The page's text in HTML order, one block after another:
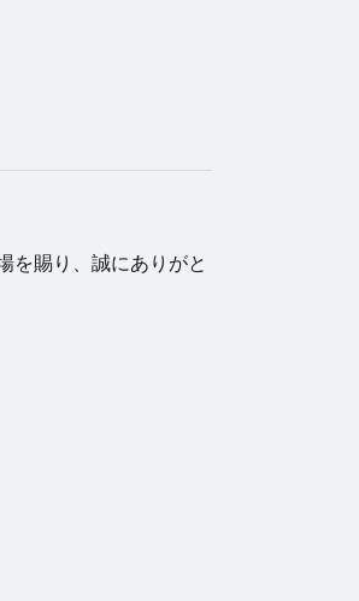
を賜り、誠にありがと